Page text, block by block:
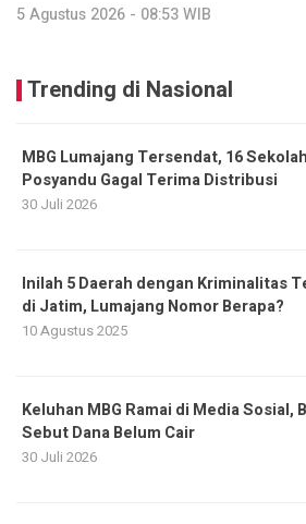
5 Agustus 2026 - 08:53 WIB
Trending di Nasional
MBG Lumajang Tersendat, 16
Posyandu Gagal Terima Distribusi
30 Juli 2026
Inilah 5 Daerah dengan Kriminalitas
di Jatim, Lumajang Nomor Berapa?
10 Agustus 2025
Keluhan MBG Ramai di Media Sosial,
Sebut Dana Belum Cair
30 Juli 2026